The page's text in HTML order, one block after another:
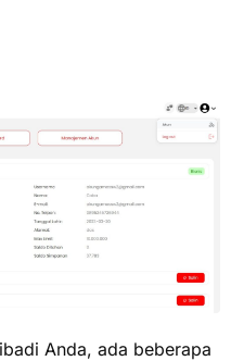
Anda, ada beberapa